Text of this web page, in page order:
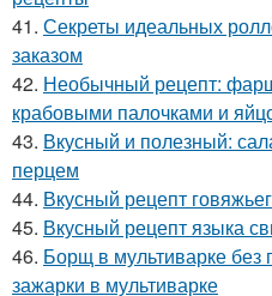
41. Секреты идеальных
заказом
42. Необычный рецепт:
крабовыми палочками и
43. Вкусный и полезный:
перцем
44. Вкусный рецепт
45. Вкусный рецепт языка
46. Борщ в мультиварке
зажарки в мультиварке